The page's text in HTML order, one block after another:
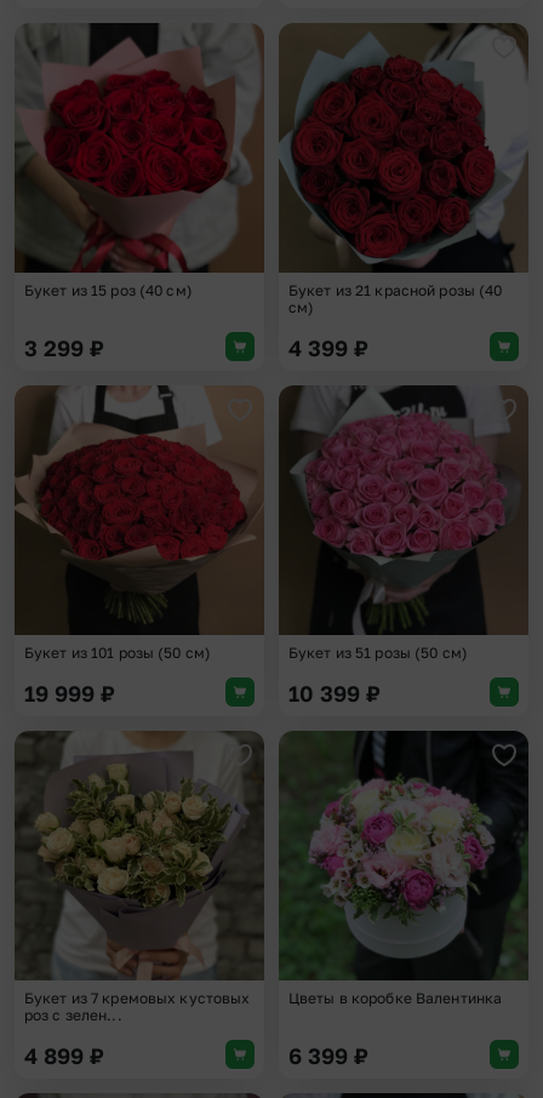
Добавить в избранное
Букет из 15 роз (40 см)
3 299 ₽
Букет из 21 красной розы (40
см)
4 399 ₽
Добавить в избранное
Букет из 101 розы (50 см)
19 999 ₽
Букет из 51 розы (50 см)
10 399 ₽
Добавить в избранное
Букет из 7 кремовых кустовых
роз с зелен...
4 899 ₽
Цветы в коробке Валентинка
6 399 ₽